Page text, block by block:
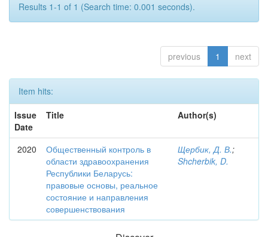
Results 1-1 of 1 (Search time: 0.001 seconds).
previous 1 next
Item hits:
Issue
Date
Title Author(s)
2020
Общественный контроль в
области здравоохранения
Республики Беларусь:
правовые основы, реальное
состояние и направления
совершенствования
Щербик, Д. В.;
Shcherbik, D.